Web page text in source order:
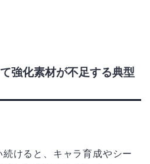
強化素材が不足する典型
けると、キャラ育成やシー